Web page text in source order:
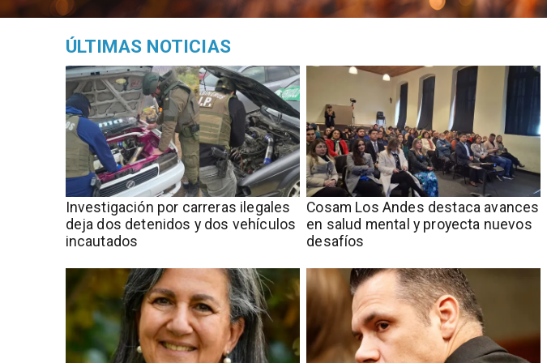
ÚLTIMAS NOTICIAS
Investigación por carreras ilegales
deja dos detenidos y dos vehículos
incautados
Cosam Los Andes destaca avances
en salud mental y proyecta nuevos
desafíos